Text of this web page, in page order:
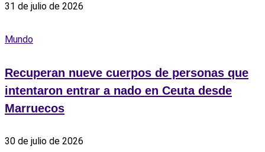
31 de julio de 2026
Mundo
Recuperan nueve cuerpos de personas que
intentaron entrar a nado en Ceuta desde
Marruecos
30 de julio de 2026